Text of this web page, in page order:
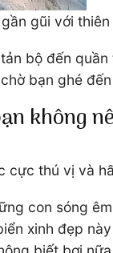
gũi với thiên
bộ đến
bạn ghé
không
cực thú vị và
con sóng
xinh đẹp